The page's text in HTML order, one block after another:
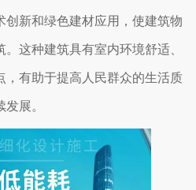
创新和绿色建材应用，使建筑物
这种建筑具有室内环境舒适、
，有助于提高人民群众的生活质
展。